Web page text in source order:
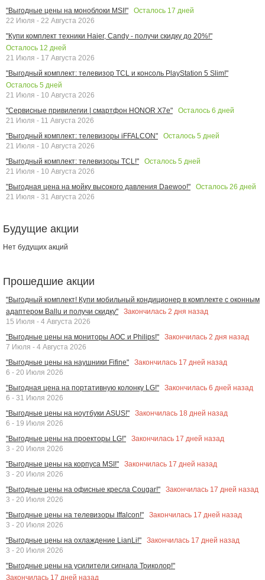
"Выгодные цены на моноблоки MSI!"
Осталось 17 дней
22 Июля - 22 Августа 2026
"Купи комплект техники Haier, Candy - получи скидку до 20%!"
Осталось 12 дней
21 Июля - 17 Августа 2026
"Выгодный комплект: телевизор TCL и консоль PlayStation 5 Slim!"
Осталось 5 дней
21 Июля - 10 Августа 2026
"Сервисные привилегии | смартфон HONOR X7e"
Осталось 6 дней
21 Июля - 11 Августа 2026
"Выгодный комплект: телевизоры iFFALCON"
Осталось 5 дней
21 Июля - 10 Августа 2026
"Выгодный комплект: телевизоры TCL!"
Осталось 5 дней
21 Июля - 10 Августа 2026
"Выгодная цена на мойку высокого давления Daewoo!"
Осталось 26 дней
21 Июля - 31 Августа 2026
Будущие акции
Нет будущих акций
Прошедшие акции
"Выгодный комплект! Купи мобильный кондиционер в комплекте с оконным
адаптером Ballu и получи скидку"
Закончилась 2 дня назад
15 Июля - 4 Августа 2026
"Выгодные цены на мониторы AOC и Philips!"
Закончилась 2 дня назад
7 Июля - 4 Августа 2026
"Выгодные цены на наушники Fifine"
Закончилась 17 дней назад
6 - 20 Июля 2026
"Выгодная цена на портативную колонку LG!"
Закончилась 6 дней назад
6 - 31 Июля 2026
"Выгодные цены на ноутбуки ASUS!"
Закончилась 18 дней назад
6 - 19 Июля 2026
"Выгодные цены на проекторы LG!"
Закончилась 17 дней назад
3 - 20 Июля 2026
"Выгодные цены на корпуса MSI!"
Закончилась 17 дней назад
3 - 20 Июля 2026
"Выгодные цены на офисные кресла Cougar!"
Закончилась 17 дней назад
3 - 20 Июля 2026
"Выгодные цены на телевизоры Iffalcon!"
Закончилась 17 дней назад
3 - 20 Июля 2026
"Выгодные цены на охлаждение LianLi!"
Закончилась 17 дней назад
3 - 20 Июля 2026
"Выгодные цены на усилители сигнала Триколор!"
Закончилась 17 дней назад